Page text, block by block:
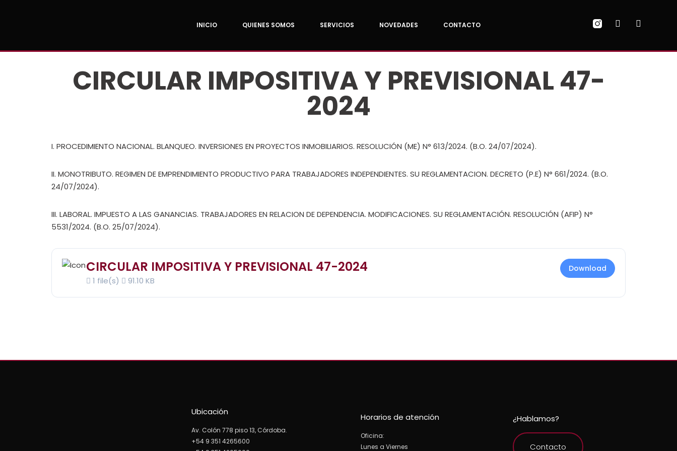
INICIO QUIENES SOMOS SERVICIOS NOVEDADES CONTACTO
CIRCULAR IMPOSITIVA Y PREVISIONAL 47-
2024
I. PROCEDIMIENTO NACIONAL. BLANQUEO. INVERSIONES EN PROYECTOS INMOBILIARIOS. RESOLUCIÓN (ME) N° 613/2024. (B.O. 24/07/2024).
II. MONOTRIBUTO. REGIMEN DE EMPRENDIMIENTO PRODUCTIVO PARA TRABAJADORES INDEPENDIENTES. SU REGLAMENTACION. DECRETO (P.E) N° 661/2024. (B.O.
24/07/2024).
III. LABORAL. IMPUESTO A LAS GANANCIAS. TRABAJADORES EN RELACION DE DEPENDENCIA. MODIFICACIONES. SU REGLAMENTACIÓN. RESOLUCIÓN (AFIP) N°
5531/2024. (B.O. 25/07/2024).
CIRCULAR IMPOSITIVA Y PREVISIONAL 47-2024
1 file(s) 91.10 KB
Download
Ubicación
Av. Colón 778 piso 13, Córdoba.
+54 9 351 4265600
Horarios de atención
Oficina:
Lunes a Viernes
¿Hablamos?
Contacto